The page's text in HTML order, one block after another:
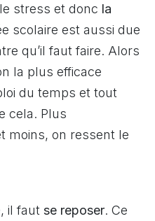
stress et donc la
scolaire est aussi due
qu’il faut faire. Alors
la plus efficace
du temps et tout
cela. Plus
moins, on ressent le
il faut se reposer. Ce